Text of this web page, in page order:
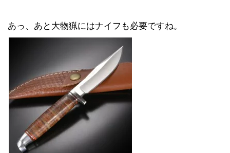
あっ、あと大物猟にはナイフも必要ですね。